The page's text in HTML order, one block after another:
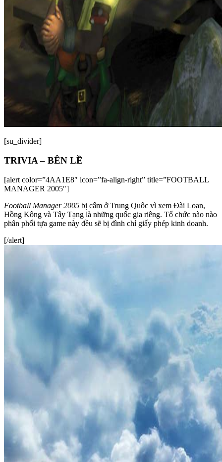
[su_divider]
TRIVIA – BÊN LỀ
[alert color=”4AA1E8″ icon=”fa-align-right” title=”FOOTBALL
MANAGER 2005″]
Football Manager 2005 bị cấm ở Trung Quốc vì xem Đài Loan,
Hồng Kông và Tây Tạng là những quốc gia riêng. Tổ chức nào nào
phân phối tựa game này đều sẽ bị đình chỉ giấy phép kinh doanh.
[/alert]